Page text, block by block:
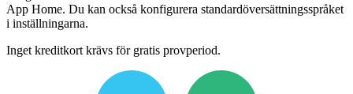
App Home. Du kan också konfigurera standardöversättningsspråket
i inställningarna.
Inget kreditkort krävs för gratis provperiod.